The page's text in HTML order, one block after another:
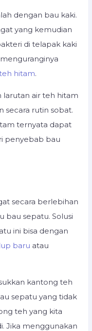
dengan bau kaki.
yang kemudian
di telapak kaki
hitam.
larutan air teh hitam
secara rutin sobat.
ternyata dapat
penyebab bau
secara berlebihan
bau sepatu. Solusi
ini bisa dengan
baru atau
kantong teh
sepatu yang tidak
teh yang kita
Jika menggunakan